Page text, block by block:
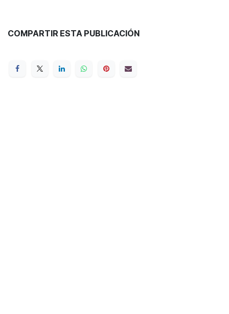
COMPARTIR ESTA PUBLICACIÓN